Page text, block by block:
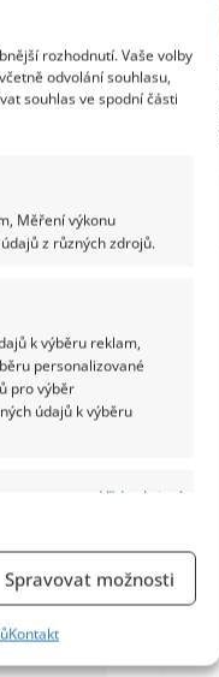
rozhodnutí. Vaše volby
odvolání souhlasu,
souhlas ve spodní části
Měření výkonu
z různých zdrojů.
k výběru reklam,
personalizované
pro výběr
údajů k výběru
Vždy aktivní
Spravovat možnosti
Kontakt
lidí